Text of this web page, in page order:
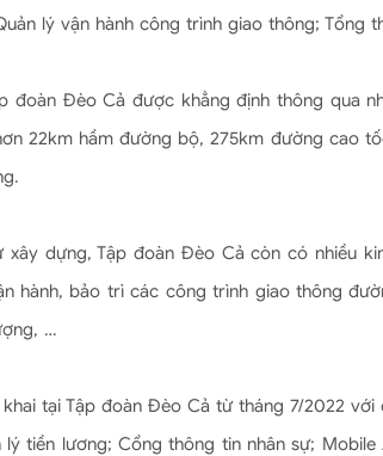
lý vận hành công trình giao thông;
đoàn Đèo Cả được khẳng định thông qua
22km hầm đường bộ, 275km đường cao
xây dựng, Tập đoàn Đèo Cả còn có nhiều
hành, bảo trì các công trình giao thông
…
tại Tập đoàn Đèo Cả từ tháng 7/2022
lý tiền lương; Cổng thông tin nhân sự;